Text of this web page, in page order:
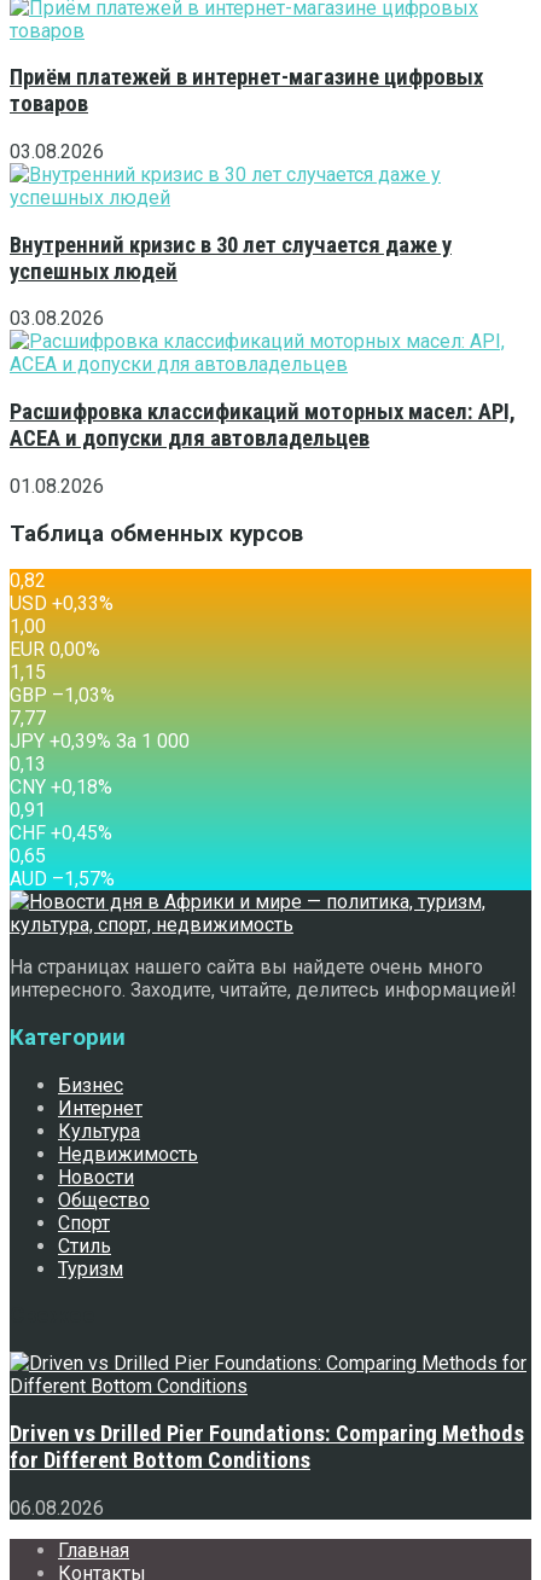
Приём платежей в интернет-магазине цифровых
товаров
03.08.2026
Внутренний кризис в 30 лет случается даже у
успешных людей
03.08.2026
Расшифровка классификаций моторных масел: API,
ACEA и допуски для автовладельцев
01.08.2026
Таблица обменных курсов
0,82
USD +0,33%
1,00
EUR 0,00%
1,15
GBP –1,03%
7,77
JPY +0,39% За 1 000
0,13
CNY +0,18%
0,91
CHF +0,45%
0,65
AUD –1,57%
На страницах нашего сайта вы найдете очень много
интересного. Заходите, читайте, делитесь информацией!
Категории
Бизнес
Интернет
Культура
Недвижимость
Новости
Общество
Спорт
Стиль
Туризм
Driven vs Drilled Pier Foundations: Comparing Methods
for Different Bottom Conditions
06.08.2026
Главная
Контакты